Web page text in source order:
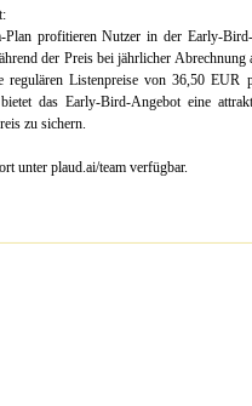
Plan profitieren Nutzer in der Early-
der Preis bei jährlicher
regulären Listenpreise von 36,50
das Early-Bird-Angebot eine
zu sichern.
unter plaud.ai/team verfügbar.